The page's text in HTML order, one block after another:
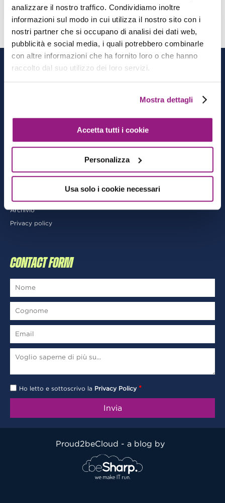
analizzare il nostro traffico. Condividiamo inoltre
informazioni sul modo in cui utilizza il nostro sito con i
nostri partner che si occupano di analisi dei dati web,
pubblicità e social media, i quali potrebbero combinarle
con altre informazioni che ha fornito loro o che hanno
raccolto dal suo utilizzo dei loro servizi.
Mostra dettagli
Accetta tutti i cookie
Personalizza
Usa solo i cookie necessari
CATEGORIE
DevOps
AI/ML
Archivio
Privacy policy
CONTACT FORM
Ho letto e sottoscrivo la Privacy Policy *
Proud2beCloud - a blog by